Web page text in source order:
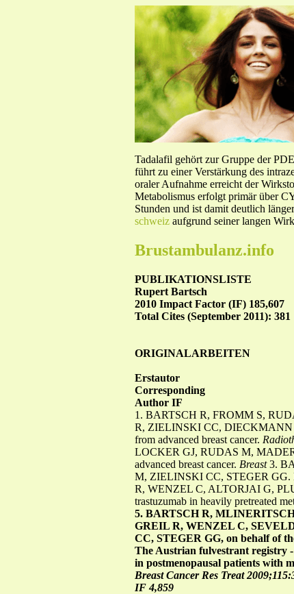
Tadalafil gehört zur Gruppe der
führt zu einer Verstärkung des
oraler Aufnahme erreicht der
Metabolismus erfolgt primär über
Stunden und ist damit deutlich
schweiz aufgrund seiner langen
Brustambulanz.info
PUBLIKATIONSLISTE
Rupert Bartsch
2010 Impact Factor (IF) 185,607
Total Cites (September 2011): 381
ORIGINALARBEITEN
Erstautor
Corresponding
Author IF
1. BARTSCH R, FROMM S,
R, ZIELINSKI CC, DIECKMANN
from advanced breast cancer.
LOCKER GJ, RUDAS M, MADER
advanced breast cancer. Breast3.
M, ZIELINSKI CC, STEGER GG.
R, WENZEL C, ALTORJAI G,
trastuzumab in heavily pretreated
5. BARTSCH R,
GREIL R, WENZEL C,
CC, STEGER GG, on behalf of
The Austrian fulvestrant registry
in postmenopausal patients with
Breast Cancer Res Treat
IF 4,859